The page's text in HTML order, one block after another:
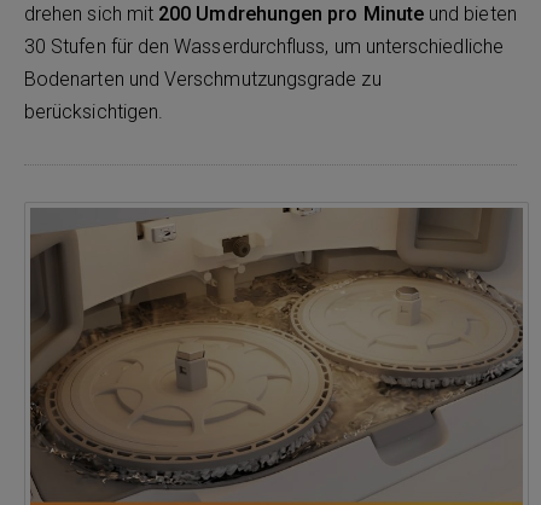
drehen sich mit 200 Umdrehungen pro Minuteund bieten
30 Stufen für den Wasserdurchfluss, um unterschiedliche
Bodenarten und Verschmutzungsgrade zu
berücksichtigen.